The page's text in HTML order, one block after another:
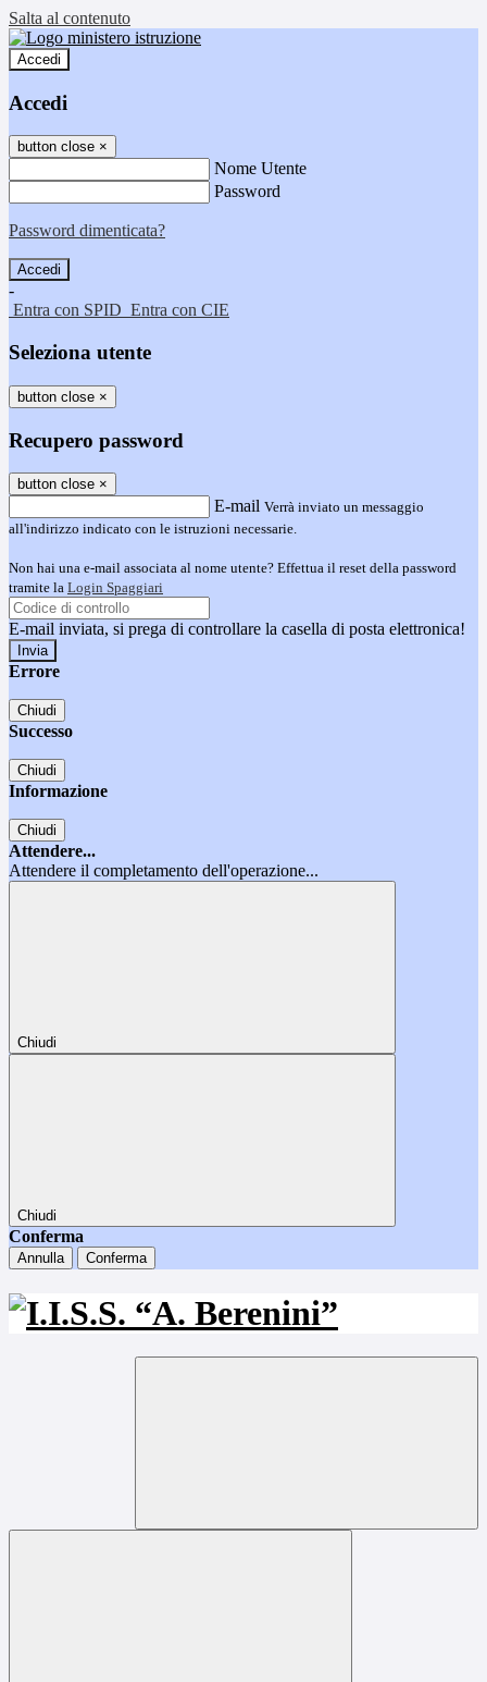
Salta al contenuto
Accedi
Accedi
button close ×
Nome Utente
Password
Password dimenticata?
-
Entra con SPID Entra con CIE
Seleziona utente
button close ×
Recupero password
button close ×
E-mail Verrà inviato un messaggio
all'indirizzo indicato con le istruzioni necessarie.
Non hai una e-mail associata al nome utente? Effettua il reset della password
tramite la Login Spaggiari
E-mail inviata, si prega di controllare la casella di posta elettronica!
Errore
Chiudi
Successo
Chiudi
Informazione
Chiudi
Attendere...
Attendere il completamento dell'operazione...
Chiudi
Chiudi
Conferma
Annulla Conferma